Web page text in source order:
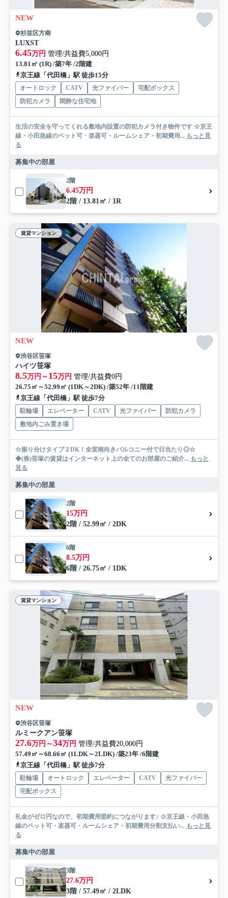
NEW
杉並区方南
LUXST
6.45万円 管理/共益費5,000円
13.81㎡ (1R) /築7年 /2階建
京王線「代田橋」駅 徒歩15分
オートロック CATV 光ファイバー
宅配ボックス
防犯カメラ
閑静な住宅地
生活の安全を守ってくれる敷地内設置の防犯カメラ付き物件です ☆京王
線・小田急線のペット可・楽器可・ルームシェア・初期費用... もっと見
る
募集中の部屋
2階
6.45万円
2階 / 13.81㎡ / 1R
賃貸マンション
NEW
渋谷区笹塚
ハイツ笹塚
8.5万円～ 15万円 管理/共益費0円
26.75㎡～52.99㎡ (1DK～2DK) /築52年 /11階建
京王線「代田橋」駅 徒歩7分
駐輪場 エレベーター CATV 光ファイバー
防犯カメラ
敷地内ごみ置き場
☆振り分けタイプ２DK！全室南向きバルコニー付で日当たり◎☆
◆(株)笹塚の賃貸はインターネット上の全てのお部屋のご紹介... もっと
見る
募集中の部屋
2階
15万円
2階 / 52.99㎡ / 2DK
6階
8.5万円
6階 / 26.75㎡ / 1DK
賃貸マンション
NEW
渋谷区笹塚
ルミークアン笹塚
27.6万円～34万円 管理/共益費20,000円
57.49㎡～68.66㎡ (1LDK～2LDK) /築23年 /6階建
京王線「代田橋」駅 徒歩7分
駐輪場 オートロック エレベーター CATV
光ファイバー
宅配ボックス
礼金がゼロ円なので、初期費用節約につながります♪ ☆京王線・小田急
線のペット可・楽器可・ルームシェア・初期費用分割支払い... もっと見
る
募集中の部屋
3階
27.6万円
3階 / 57.49㎡ / 2LDK